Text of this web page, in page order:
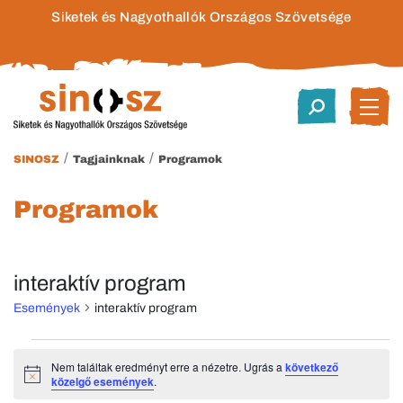
Siketek és Nagyothallók Országos Szövetsége
SINOSZ / Tagjainknak / Programok
Programok
interaktív program
Események interaktív program
Események
Notice
Nem találtak eredményt erre a nézetre. Ugrás akövetkező
közelgő események.